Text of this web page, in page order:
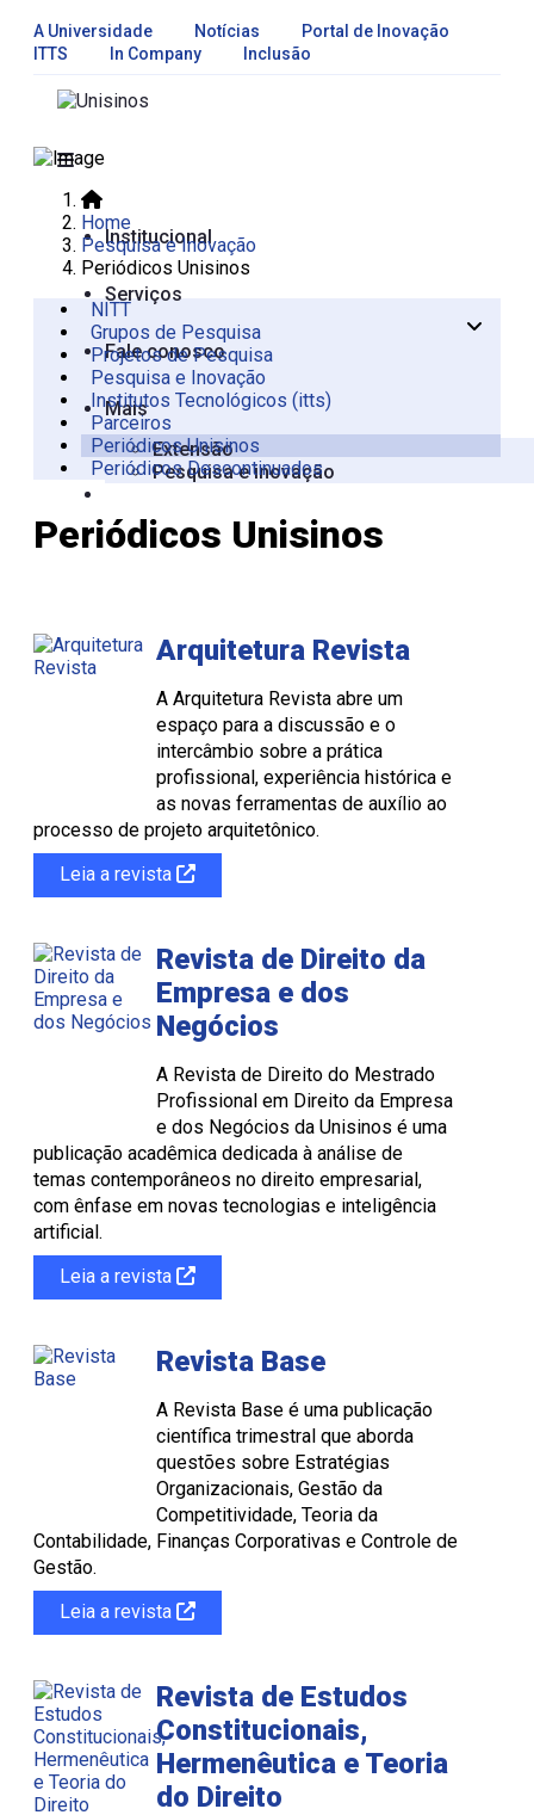
A Universidade Notícias
Portal de Inovação
ITTS
In Company Inclusão
Institucional
Serviços
Fale conosco
Mais
Extensão
Pesquisa e inovação
Home
Pesquisa e Inovação
Periódicos Unisinos
NITT
Apresentação
Oportunidades de Pesquisa,
Desenvolvimento e Inovação
Propriedade intelectual
Grupos de Pesquisa
Projetos de Pesquisa
Pesquisa e Inovação
Institutos Tecnológicos (itts)
Parceiros
Periódicos Unisinos
Periódicos Descontinuados
Periódicos Unisinos
Arquitetura Revista
A Arquitetura Revista abre um
espaço para a discussão e o
intercâmbio sobre a prática
profissional, experiência histórica e
as novas ferramentas de auxílio ao
processo de projeto arquitetônico.
Leia a revista
Revista de Direito da
Empresa e dos
Negócios
A Revista de Direito do Mestrado
Profissional em Direito da Empresa
e dos Negócios da Unisinos é uma
publicação acadêmica dedicada à análise de
temas contemporâneos no direito empresarial,
com ênfase em novas tecnologias e inteligência
artificial.
Leia a revista
Revista Base
A Revista Base é uma publicação
científica trimestral que aborda
questões sobre Estratégias
Organizacionais, Gestão da
Competitividade, Teoria da
Contabilidade, Finanças Corporativas e Controle de
Gestão.
Leia a revista
Revista de Estudos
Constitucionais,
Hermenêutica e Teoria
do Direito